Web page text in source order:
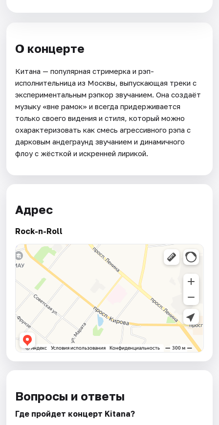
О концерте
Китана — популярная стримерка и рэп-
исполнительница из Москвы, выпускающая треки с
экспериментальным рэпкор звучанием. Она создаёт
музыку «вне рамок» и всегда придерживается
только своего видения и стиля, который можно
охарактеризовать как смесь агрессивного рэпа с
дарковым андеграунд звучанием и динамичного
флоу с жёсткой и искренней лирикой.
Адрес
Rock-n-Roll
Вопросы и ответы
Где пройдет концерт Kitana?